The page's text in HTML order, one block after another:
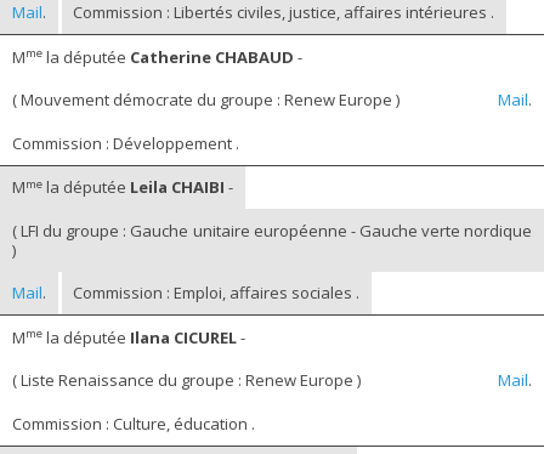
Mail. Commission : Libertés civiles, justice, affaires intérieures .
Mmela députée Catherine CHABAUD -
( Mouvement démocrate du groupe : Renew Europe )
Mail.
Commission : Développement .
Mmela députée Leila CHAIBI -
( LFI du groupe : Gauche unitaire européenne - Gauche verte nordique
)
Mail. Commission : Emploi, affaires sociales .
Mmela députée Ilana CICUREL-
( Liste Renaissance du groupe : Renew Europe )
Mail.
Commission : Culture, éducation .